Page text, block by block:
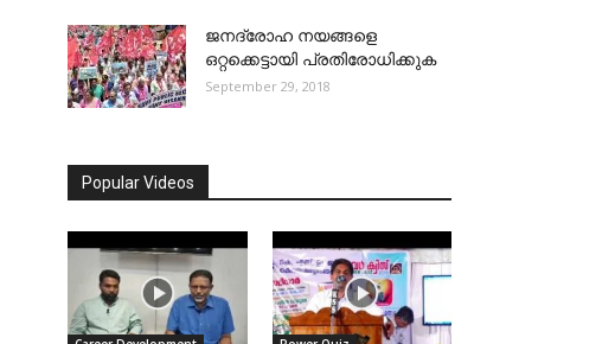
ജനദ്രോഹ നയങ്ങളെ
ഒറ്റക്കെട്ടായി പ്രതിരോധിക്കുക
September 29, 2018
Popular Videos